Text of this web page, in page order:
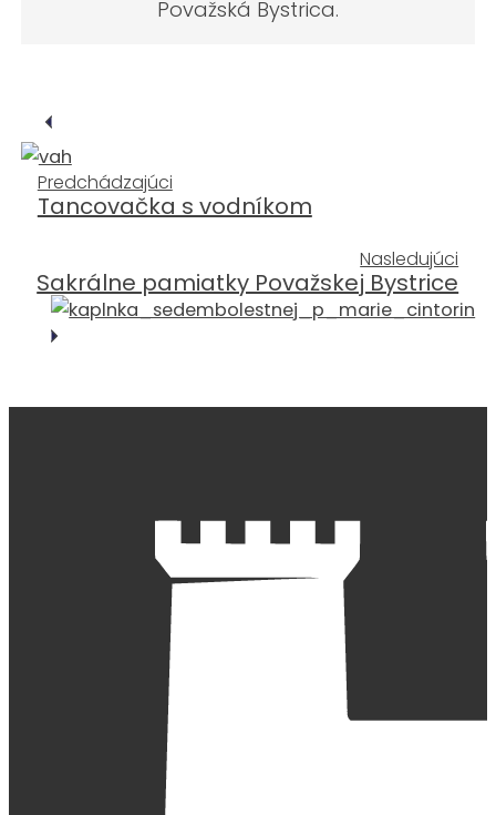
Považská Bystrica.
Predchádzajúci
Tancovačka s vodníkom
Nasledujúci
Sakrálne pamiatky Považskej Bystrice